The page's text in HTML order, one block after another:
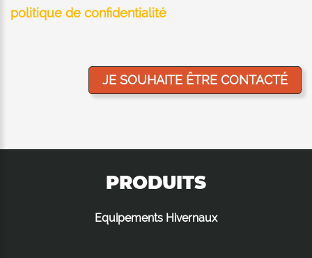
politique de confidentialité
PRODUITS
Equipements Hivernaux